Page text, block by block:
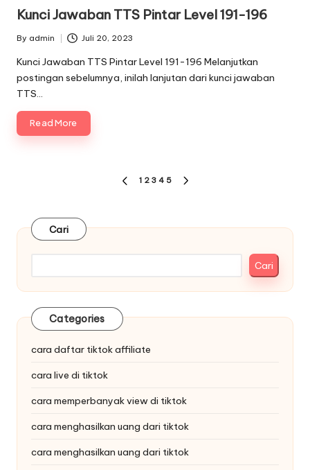
Kunci Jawaban TTS Pintar Level 191-196
Posted
by
By admin Juli 20, 2023
Kunci Jawaban TTS Pintar Level 191-196 Melanjutkan
postingan sebelumnya, inilah lanjutan dari kunci jawaban
TTS…
Read More
PREVIOUS
1 2 3 4 5
Cari
Cari
Categories
cara daftar tiktok affiliate
cara live di tiktok
cara memperbanyak view di tiktok
cara menghasilkan uang dari tiktok
cara menghasilkan uang dari tiktok